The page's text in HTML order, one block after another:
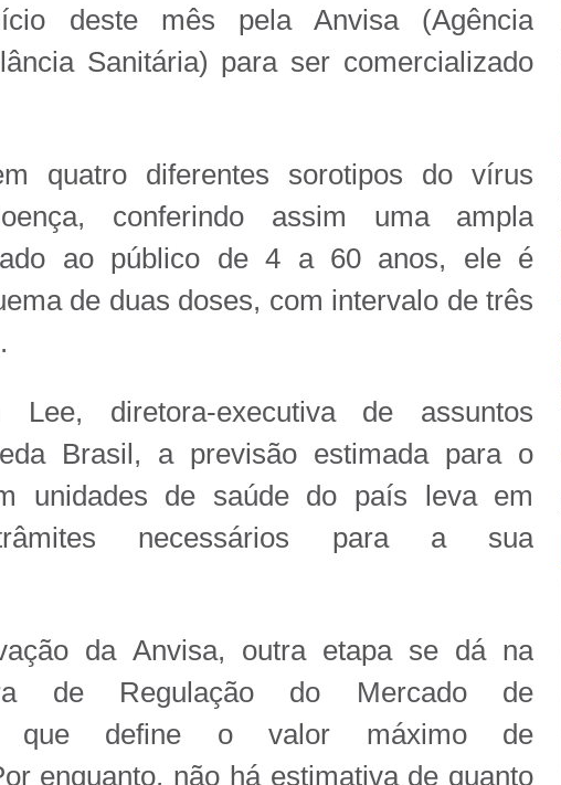
deste mês pela Anvisa (Agência
Sanitária) para ser comercializado
quatro diferentes sorotipos do vírus
conferindo assim uma ampla
ao público de 4 a 60 anos, ele é
de duas doses, com intervalo de três
Lee, diretora-executiva de assuntos
Brasil, a previsão estimada para o
unidades de saúde do país leva em
trâmites necessários para a sua
da Anvisa, outra etapa se dá na
de Regulação do Mercado de
que define o valor máximo de
enquanto, não há estimativa de quanto